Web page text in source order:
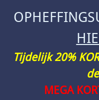
Tijdelijk 20%
MEGA